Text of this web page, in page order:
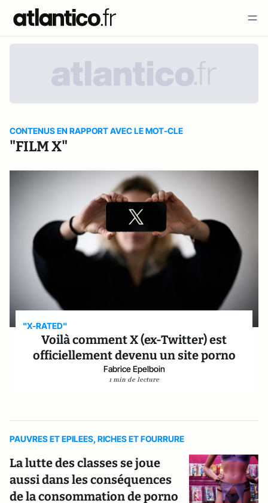
CONTENUS EN RAPPORT AVEC LE MOT-CLE
"FILM X"
"X-RATED"
Voilà comment X (ex-Twitter) est
officiellement devenu un site porno
Fabrice Epelboin
1 min de lecture
PAUVRES ET EPILEES, RICHES ET FOURRURE
La lutte des classes se joue
aussi dans les conséquences
de la consommation de porno